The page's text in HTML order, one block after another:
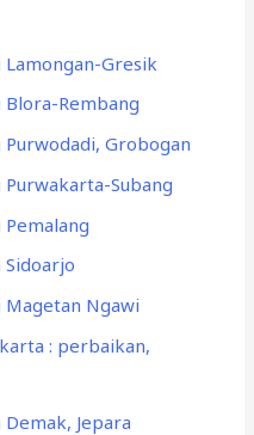
Gresik
Rembang
Grobogan
Subang
Ngawi
: perbaikan,
Jepara